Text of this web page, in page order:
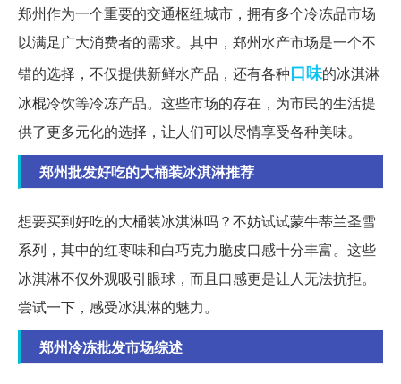
郑州作为一个重要的交通枢纽城市，拥有多个冷冻品市场
以满足广大消费者的需求。其中，郑州水产市场是一个不
错的选择，不仅提供新鲜水产品，还有各种口味的冰淇淋
冰棍冷饮等冷冻产品。这些市场的存在，为市民的生活提
供了更多元化的选择，让人们可以尽情享受各种美味。
郑州批发好吃的大桶装冰淇淋推荐
想要买到好吃的大桶装冰淇淋吗？不妨试试蒙牛蒂兰圣雪
系列，其中的红枣味和白巧克力脆皮口感十分丰富。这些
冰淇淋不仅外观吸引眼球，而且口感更是让人无法抗拒。
尝试一下，感受冰淇淋的魅力。
郑州冷冻批发市场综述